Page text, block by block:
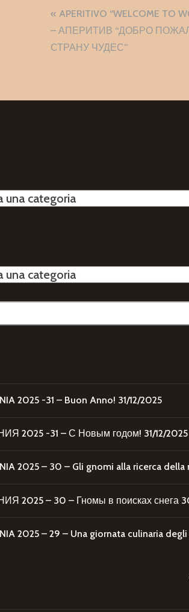
Navigazione
articoli
APERITIVO “WELCOME TO
– АПЕРИТИВ “ДОБРО
СТРАНУ ЧУДЕС”
2025 -31 – Buon Anno! 31/12/2025
2025 -31 – С Новым годом! 31/12/2025
2025 – 30 – Gli gnomi alla ricerca della
2025 – 30 – Гномы в поисках снега
2025 – 29 – Una giornata culinaria